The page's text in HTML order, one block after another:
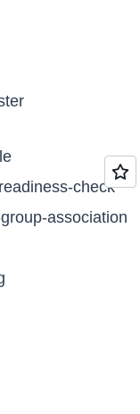
check
association